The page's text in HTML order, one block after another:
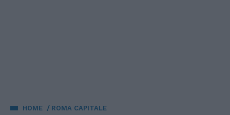
HOME ROMA CAPITALE